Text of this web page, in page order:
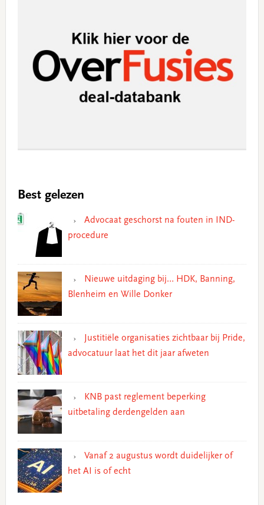
Best gelezen
Advocaat geschorst na fouten in IND-
procedure
Nieuwe uitdaging bij… HDK, Banning,
Blenheim en Wille Donker
Justitiële organisaties zichtbaar bij Pride,
advocatuur laat het dit jaar afweten
KNB past reglement beperking
uitbetaling derdengelden aan
Vanaf 2 augustus wordt duidelijker of
het AI is of echt